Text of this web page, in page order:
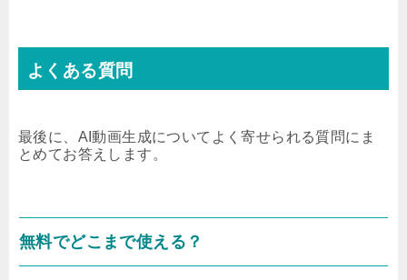
よくある質問
最後に、AI動画生成についてよく寄せられる質問にま
とめてお答えします。
無料でどこまで使える？